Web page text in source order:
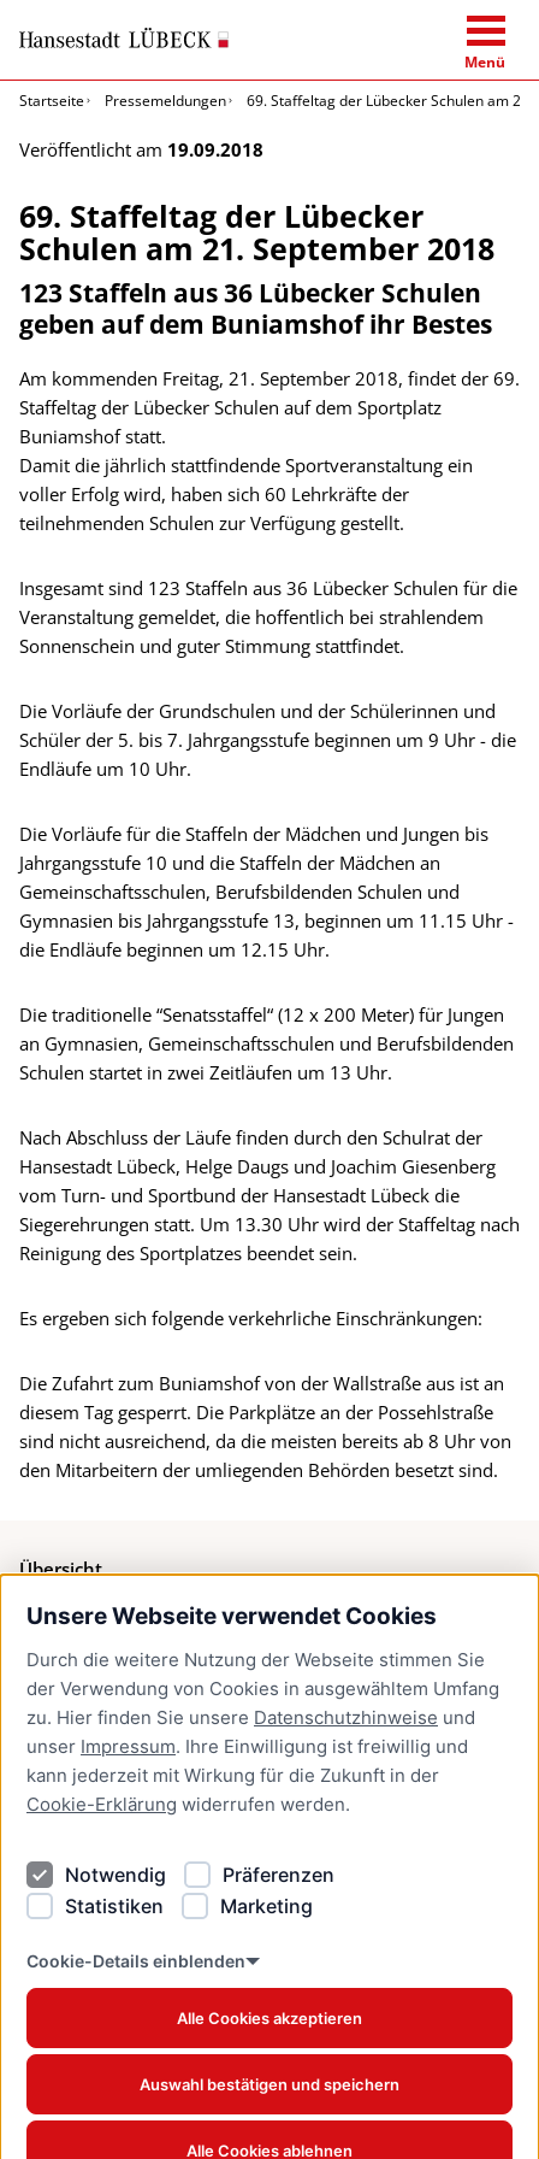
Unsere Webseite verwendet Cookies
Durch die weitere Nutzung der Webseite stimmen Sie
der Verwendung von Cookies in ausgewähltem Umfang
zu. Hier finden Sie unsere Datenschutzhinweise und
unser Impressum. Ihre Einwilligung ist freiwillig und
kann jederzeit mit Wirkung für die Zukunft in der
Cookie-Erklärung widerrufen werden.
Notwendig
Präferenzen
Statistiken
Marketing
Cookie-Details einblenden
Alle Cookies akzeptieren
Auswahl bestätigen und speichern
Alle Cookies ablehnen
Menü
Startseite
Pressemeldungen 69. Staffeltag der Lübecker Schulen am
Veröffentlicht am 19.09.2018
69. Staffeltag der Lübecker
Schulen am 21. September 2018
123 Staffeln aus 36 Lübecker Schulen
geben auf dem Buniamshof ihr Bestes
Am kommenden Freitag, 21. September 2018, findet der 69.
Staffeltag der Lübecker Schulen auf dem Sportplatz
Buniamshof statt.
Damit die jährlich stattfindende Sportveranstaltung ein
voller Erfolg wird, haben sich 60 Lehrkräfte der
teilnehmenden Schulen zur Verfügung gestellt.
Insgesamt sind 123 Staffeln aus 36 Lübecker Schulen für die
Veranstaltung gemeldet, die hoffentlich bei strahlendem
Sonnenschein und guter Stimmung stattfindet.
Die Vorläufe der Grundschulen und der Schülerinnen und
Schüler der 5. bis 7. Jahrgangsstufe beginnen um 9 Uhr - die
Endläufe um 10 Uhr.
Die Vorläufe für die Staffeln der Mädchen und Jungen bis
Jahrgangsstufe 10 und die Staffeln der Mädchen an
Gemeinschaftsschulen, Berufsbildenden Schulen und
Gymnasien bis Jahrgangsstufe 13, beginnen um 11.15 Uhr -
die Endläufe beginnen um 12.15 Uhr.
Die traditionelle “Senatsstaffel“ (12 x 200 Meter) für Jungen
an Gymnasien, Gemeinschaftsschulen und Berufsbildenden
Schulen startet in zwei Zeitläufen um 13 Uhr.
Nach Abschluss der Läufe finden durch den Schulrat der
Hansestadt Lübeck, Helge Daugs und Joachim Giesenberg
vom Turn- und Sportbund der Hansestadt Lübeck die
Siegerehrungen statt. Um 13.30 Uhr wird der Staffeltag nach
Reinigung des Sportplatzes beendet sein.
Es ergeben sich folgende verkehrliche Einschränkungen:
Die Zufahrt zum Buniamshof von der Wallstraße aus ist an
diesem Tag gesperrt. Die Parkplätze an der Possehlstraße
sind nicht ausreichend, da die meisten bereits ab 8 Uhr von
den Mitarbeitern der umliegenden Behörden besetzt sind.
Übersicht
Bürgerservice
Presse
Newsletter Lübeck:kompakt
Kontakt
Kontakt
Datenschutzhinweise
Barrierefreiheit
Cookie Erklärung
www.luebeck.de